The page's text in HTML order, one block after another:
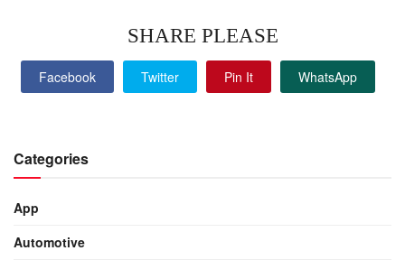
SHARE PLEASE
Facebook Twitter Pin It WhatsApp
Categories
App
Automotive